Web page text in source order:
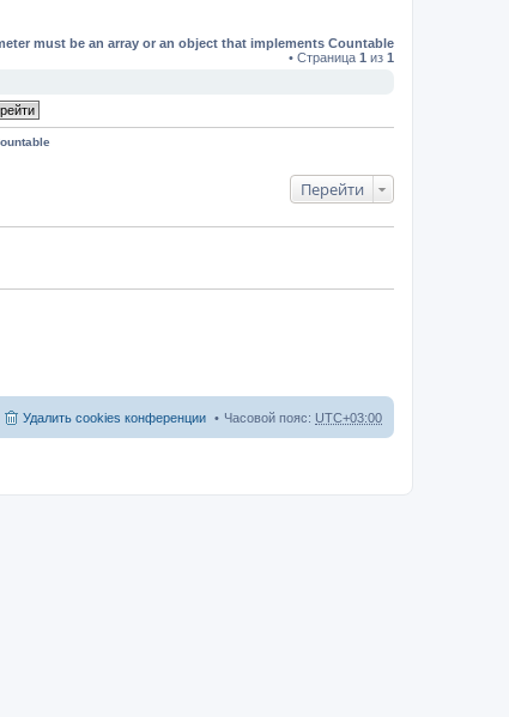
must be an array or an object that implements Countable
• Страница 1 из 1
Перейти
Часовой пояс: UTC+03:00
Удалить cookies конференции